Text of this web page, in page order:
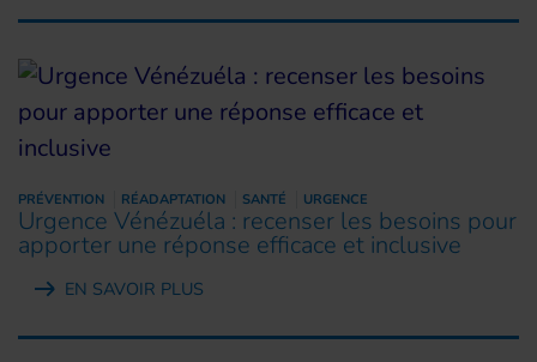
PRÉVENTION RÉADAPTATION SANTÉ URGENCE
Urgence Vénézuéla : recenser les besoins pour
apporter une réponse efficace et inclusive
EN SAVOIR PLUS